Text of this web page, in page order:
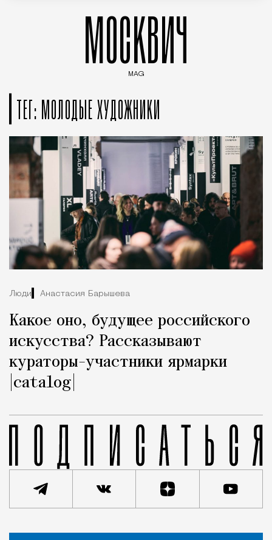
МОСКВИЧ
MAG
ТЕГ: МОЛОДЫЕ ХУДОЖНИКИ
Люди Анастасия Барышева
Какое оно, будущее российского
искусства? Рассказывают
кураторы-участники ярмарки
|catalog|